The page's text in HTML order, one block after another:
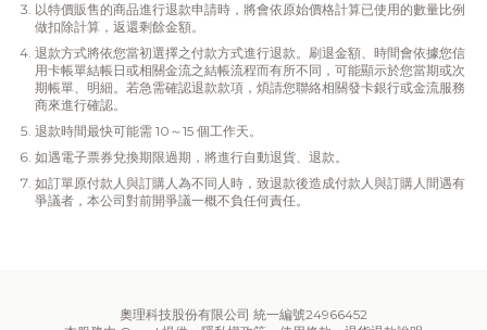
以特價販售的商品進行退款申請時，將會依原始價格計算已使用的數量比例
做扣除計算，返還剩餘金額。
退款方式將依您當初選擇之付款方式進行退款。刷退金額、時間會依據您信
用卡帳單結帳日或相關金流之結帳流程而有所不同，可能顯示於您當期或次
期帳單、明細。若急需確認退款款項，煩請您聯絡相關發卡銀行或金流服務
商來進行確認。
退款時間最快可能需 10～15 個工作天。
如遇電子票券兌換期限過期，將進行自動退貨、退款。
如訂單原付款人與訂購人為不同人時，致退款後造成付款人與訂購人間遇有
爭議者，本公司對前開爭議一概不負任何責任。
奧理科技股份有限公司 統一編號24966452